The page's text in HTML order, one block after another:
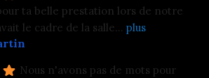
ta belle prestation lors de notre
le cadre de la salle... plus
Nous n'avons pas de mots pour